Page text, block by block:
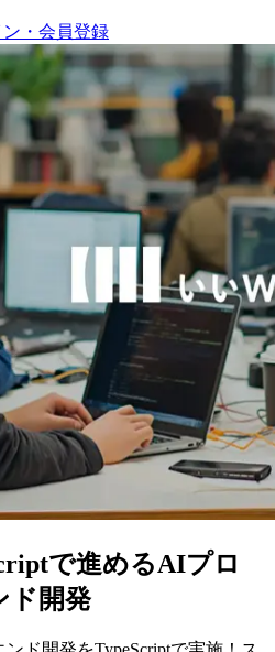
ン・会員登録
で進めるAIプロ
ド開発